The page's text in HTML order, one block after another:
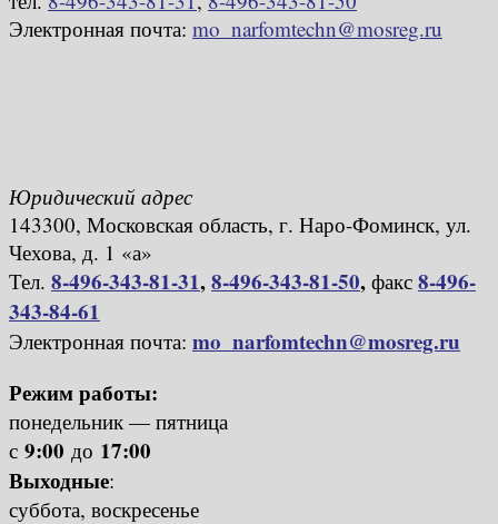
Электронная почта: mo_narfomtechn@mosreg.ru
Юридический адрес
143300, Московская область, г. Наро-Фоминск, ул.
Чехова, д. 1 «а»
Тел. 8-496-343-81-31,8-496-343-81-50, факс 8-496-
343-84-61
Электронная почта: mo_narfomtechn@mosreg.ru
Режим работы:
понедельник — пятница
с 9:00 до 17:00
Выходные:
суббота, воскресенье